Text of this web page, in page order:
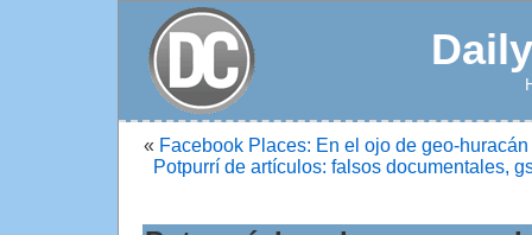
« Facebook Places: En el ojo de geo-huracán
Potpurrí de artículos: falsos documentales,